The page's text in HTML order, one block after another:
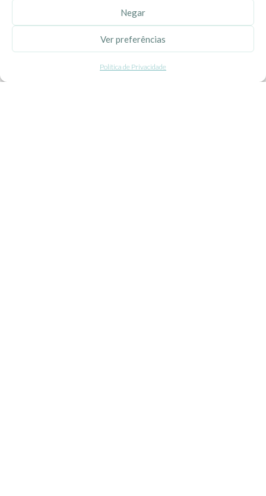
Negar
Ver preferências
Política de Privacidade
Sobre Nós
Propriedade Intelectual
Colaboração com Bloggers